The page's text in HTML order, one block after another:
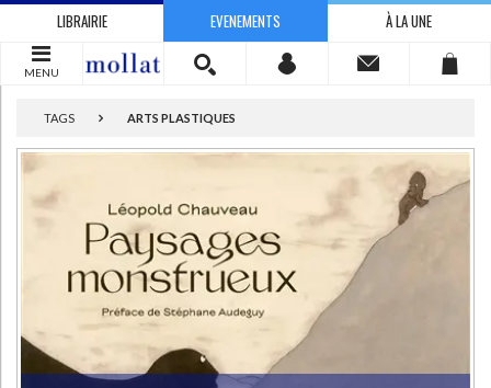
LIBRAIRIE EVENEMENTS À LA UNE
MENU
TAGS ARTS PLASTIQUES